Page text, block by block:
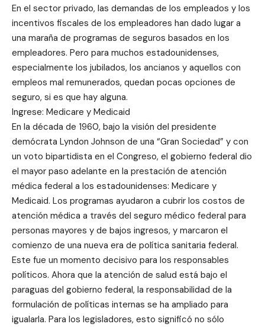
En el sector privado, las demandas de los empleados y los
incentivos fiscales de los empleadores han dado lugar a
una maraña de programas de seguros basados ​​en los
empleadores. Pero para muchos estadounidenses,
especialmente los jubilados, los ancianos y aquellos con
empleos mal remunerados, quedan pocas opciones de
seguro, si es que hay alguna.
Ingrese: Medicare y Medicaid
En la década de 1960, bajo la visión del presidente
demócrata Lyndon Johnson de una “Gran Sociedad” y con
un voto bipartidista en el Congreso, el gobierno federal dio
el mayor paso adelante en la prestación de atención
médica federal a los estadounidenses: Medicare y
Medicaid. Los programas ayudaron a cubrir los costos de
atención médica a través del seguro médico federal para
personas mayores y de bajos ingresos, y marcaron el
comienzo de una nueva era de política sanitaria federal.
Este fue un momento decisivo para los responsables
políticos. Ahora que la atención de salud está bajo el
paraguas del gobierno federal, la responsabilidad de la
formulación de políticas internas se ha ampliado para
igualarla. Para los legisladores, esto significó no sólo